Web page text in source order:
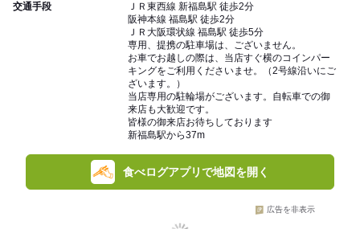
交通手段
ＪＲ東西線 新福島駅 徒歩2分
阪神本線 福島駅 徒歩2分
ＪＲ大阪環状線 福島駅 徒歩5分
専用、提携の駐車場は、ございません。
お車でお越しの際は、当店すぐ横のコインパー
キングをご利用くださいませ。（2号線沿いにご
ざいます。）
当店専用の駐輪場がございます。自転車での御
来店も大歓迎です。
皆様の御来店お待ちしております
新福島駅から37m
食べログアプリで地図を開く
広告を非表示